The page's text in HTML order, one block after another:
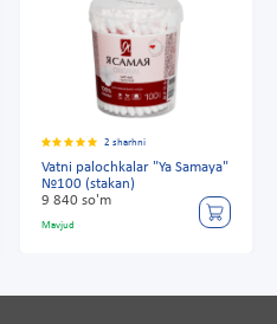
2 sharhni
Vatni palochkalar "Ya Samaya"
№100 (stakan)
9 840 so'm
Mavjud